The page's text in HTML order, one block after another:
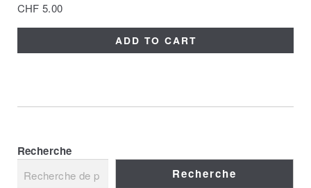
CHF 5.00
ADD TO CART
Recherche
Recherche